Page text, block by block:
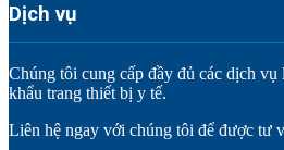
Dịch vụ
Chúng tôi cung cấp đầy đủ các dịch vụ
khẩu trang thiết bị y tế.
Liên hệ ngay với chúng tôi để được tư